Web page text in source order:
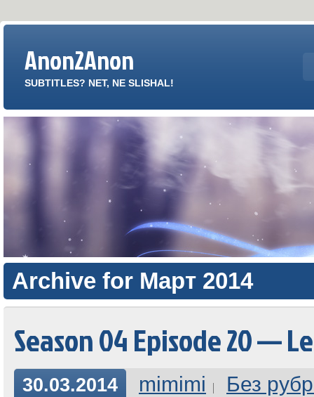
Anon2Anon
SUBTITLES? NET, NE SLISHAL!
Archive for Март 2014
Season 04 Episode 20 —
30.03.2014 mimimi Без